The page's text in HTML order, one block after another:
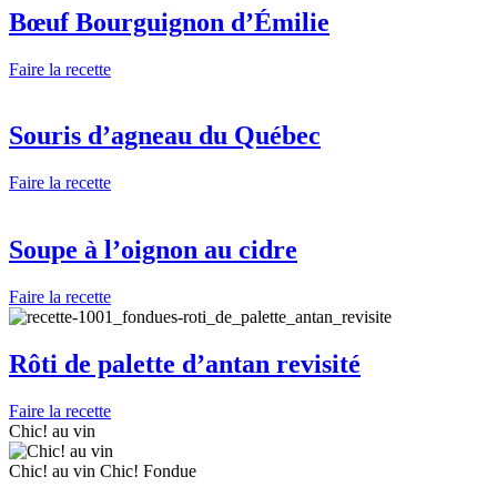
Bœuf Bourguignon d’Émilie
Faire la recette
Souris d’agneau du Québec
Faire la recette
Soupe à l’oignon au cidre
Faire la recette
Rôti de palette d’antan revisité
Faire la recette
Chic! au vin
Chic! au vin Chic! Fondue